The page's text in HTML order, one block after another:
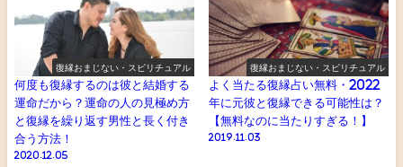
復縁おまじない・スピリチュアル
何度も復縁するのは彼と結婚する
運命だから？運命の人の見極め方
と復縁を繰り返す男性と長く付き
合う方法！
2020.12.05
復縁おまじない・スピリチュアル
よく当たる復縁占い無料・2022
年に元彼と復縁できる可能性は？
【無料なのに当たりすぎる！】
2019.11.03